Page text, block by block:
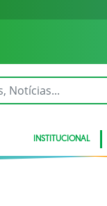
INSTITUCIONAL